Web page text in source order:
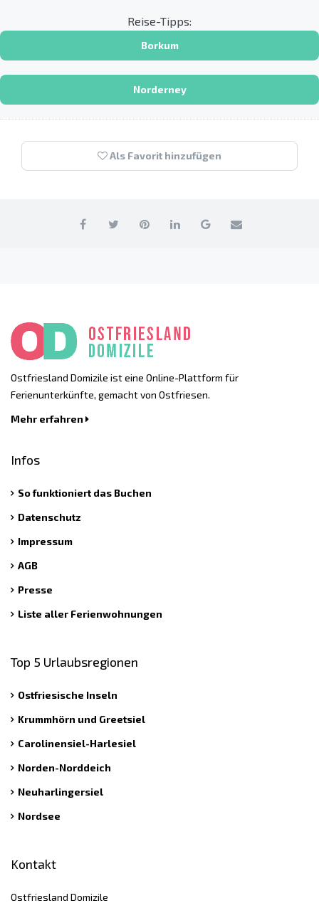
Reise-Tipps:
Borkum
Norderney
Als Favorit hinzufügen
Ostfriesland Domizile ist eine Online-Plattform für
Ferienunterkünfte, gemacht von Ostfriesen.
Mehr erfahren
Infos
So funktioniert das Buchen
Datenschutz
Impressum
AGB
Presse
Liste aller Ferienwohnungen
Top 5 Urlaubsregionen
Ostfriesische Inseln
Krummhörn und Greetsiel
Carolinensiel-Harlesiel
Norden-Norddeich
Neuharlingersiel
Nordsee
Kontakt
Ostfriesland Domizile